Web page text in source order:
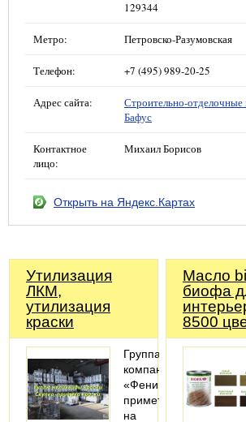
129344
Метро: Петровско-Разумовская
Телефон: +7 (495) 989-20-25
Адрес сайта:
Строительно-
Бафус
Контактное
лицо:
Михаил Борисов
Открыть на Яндекс.Картах
Утилизация
ЛКМ,
утилизация
краски
Группа
компаний
«Феникс»
примет
на
Масло
биофа
8500